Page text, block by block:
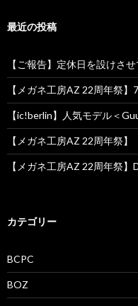
最近の投稿
【ご報告】定休日を設けさ
【メガネ工房AZ 22周年祭
【ic!berlin】人気モデル＜
【メガネ工房AZ 22周年祭
【メガネ工房AZ 22周年祭
カテゴリー
BCPC
BOZ